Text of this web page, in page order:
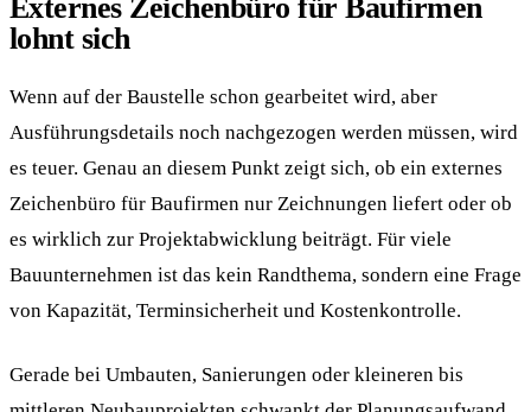
Externes Zeichenbüro für Baufirmen
lohnt sich
Wenn auf der Baustelle schon gearbeitet wird, aber
Ausführungsdetails noch nachgezogen werden müssen, wird
es teuer. Genau an diesem Punkt zeigt sich, ob ein externes
Zeichenbüro für Baufirmen nur Zeichnungen liefert oder ob
es wirklich zur Projektabwicklung beiträgt. Für viele
Bauunternehmen ist das kein Randthema, sondern eine Frage
von Kapazität, Terminsicherheit und Kostenkontrolle.
Gerade bei Umbauten, Sanierungen oder kleineren bis